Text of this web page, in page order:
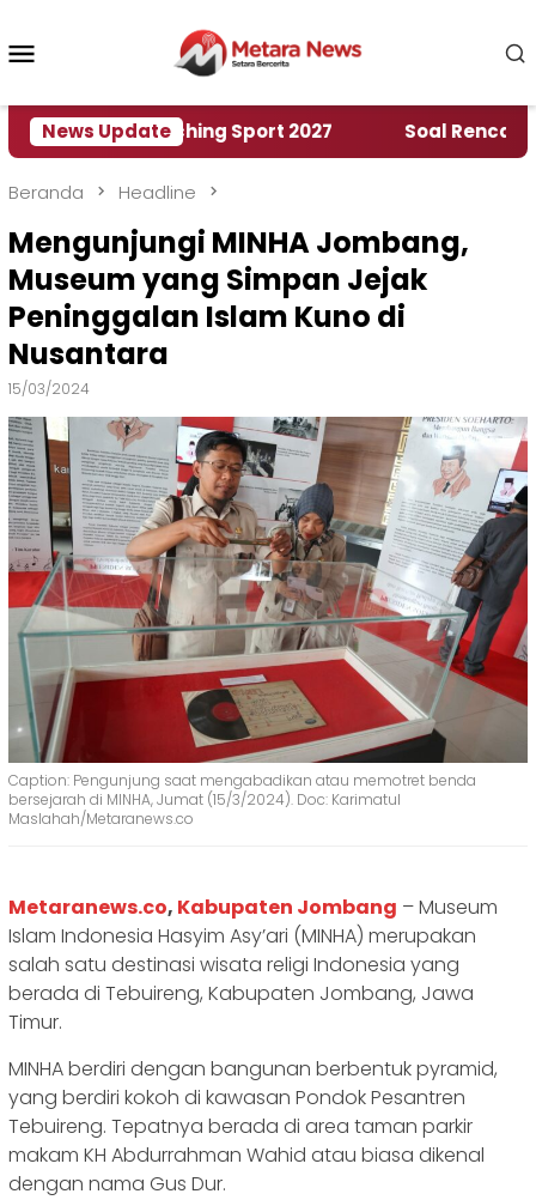
konten
News Update
Marching Sport 2027 ‎Soal Rencana
Beranda Headline
Mengunjungi MINHA Jombang,
Museum yang Simpan Jejak
Peninggalan Islam Kuno di
Nusantara
15/03/2024
Caption: Pengunjung saat mengabadikan atau memotret benda
bersejarah di MINHA, Jumat (15/3/2024). Doc: Karimatul
Maslahah/Metaranews.co
Metaranews.co, Kabupaten Jombang – Museum
Islam Indonesia Hasyim Asy’ari (MINHA) merupakan
salah satu destinasi wisata religi Indonesia yang
berada di Tebuireng, Kabupaten Jombang, Jawa
Timur.
MINHA berdiri dengan bangunan berbentuk pyramid,
yang berdiri kokoh di kawasan Pondok Pesantren
Tebuireng. Tepatnya berada di area taman parkir
makam KH Abdurrahman Wahid atau biasa dikenal
dengan nama Gus Dur.